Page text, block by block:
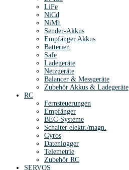
LiFe
NiCd
NiMh
Sender-Akkus
Empfänger Akkus
Batterien
Safe
Ladegeräte
Netzgeräte
Balancer & Messgeräte
Zubehör Akkus & Ladegeräte
RC
Fernsteuerungen
Empfänger
BEC-Systeme
Schalter elektr./magn.
Gyros
Datenlogger
Telemetrie
Zubehör RC
SERVOS